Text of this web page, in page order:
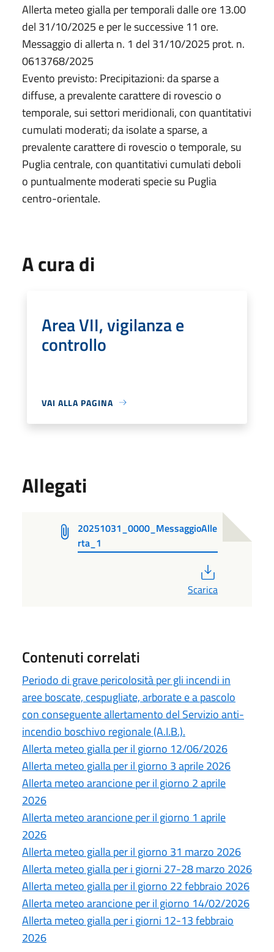
Allerta meteo gialla per temporali dalle ore 13.00
del 31/10/2025 e per le successive 11 ore.
Messaggio di allerta n. 1 del 31/10/2025 prot. n.
0613768/2025
Evento previsto: Precipitazioni: da sparse a
diffuse, a prevalente carattere di rovescio o
temporale, sui settori meridionali, con quantitativi
cumulati moderati; da isolate a sparse, a
prevalente carattere di rovescio o temporale, su
Puglia centrale, con quantitativi cumulati deboli
o puntualmente moderati specie su Puglia
centro-orientale.
A cura di
Area VII, vigilanza e
controllo
VAI ALLA PAGINA
Allegati
20251031_0000_MessaggioAlle
rta_1
Scarica
Contenuti correlati
Periodo di grave pericolosità per gli incendi in
aree boscate, cespugliate, arborate e a pascolo
con conseguente allertamento del Servizio anti-
incendio boschivo regionale (A.I.B.).
Allerta meteo gialla per il giorno 12/06/2026
Allerta meteo gialla per il giorno 3 aprile 2026
Allerta meteo arancione per il giorno 2 aprile
2026
Allerta meteo arancione per il giorno 1 aprile
2026
Allerta meteo gialla per il giorno 31 marzo 2026
Allerta meteo gialla per i giorni 27-28 marzo 2026
Allerta meteo gialla per il giorno 22 febbraio 2026
Allerta meteo arancione per il giorno 14/02/2026
Allerta meteo gialla per i giorni 12-13 febbraio
2026